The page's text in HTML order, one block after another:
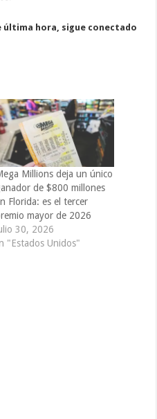
última hora, sigue conectado
Millions deja un único
de $800 millones
Florida: es el tercer
mayor de 2026
30, 2026
"Estados Unidos"